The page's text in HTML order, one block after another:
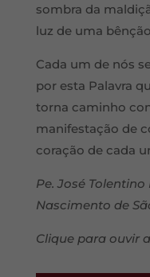
sombra da
luz de uma
Cada um de nós
por esta Palavra
torna caminho
manifestação de
coração de cada
Pe. José
Nascimento de
Clique para ouvir